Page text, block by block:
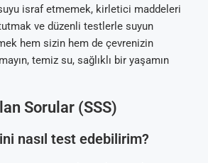
israf etmemek, kirletici maddeleri
ve düzenli testlerle suyun
hem sizin hem de çevrenizin
temiz su, sağlıklı bir yaşamın
Sorular (SSS)
nasıl test edebilirim?